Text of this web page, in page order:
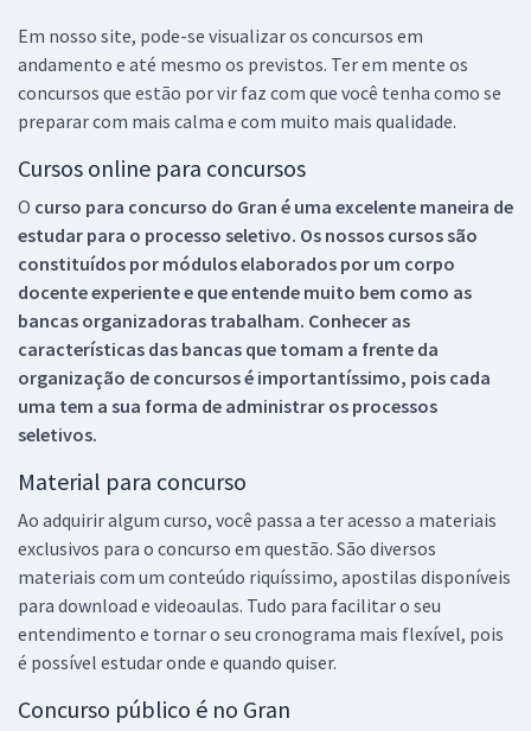
Em nosso site, pode-se visualizar os concursos em
andamento e até mesmo os previstos. Ter em mente os
concursos que estão por vir faz com que você tenha como se
preparar com mais calma e com muito mais qualidade.
Cursos online para concursos
O curso para concurso do Gran é uma excelente maneira de
estudar para o processo seletivo. Os nossos cursos são
constituídos por módulos elaborados por um corpo
docente experiente e que entende muito bem como as
bancas organizadoras trabalham. Conhecer as
características das bancas que tomam a frente da
organização de concursos é importantíssimo, pois cada
uma tem a sua forma de administrar os processos
seletivos.
Material para concurso
Ao adquirir algum curso, você passa a ter acesso a materiais
exclusivos para o concurso em questão. São diversos
materiais com um conteúdo riquíssimo, apostilas disponíveis
para download e videoaulas. Tudo para facilitar o seu
entendimento e tornar o seu cronograma mais flexível, pois
é possível estudar onde e quando quiser.
Concurso público é no Gran